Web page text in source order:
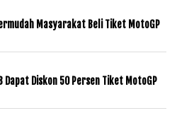
Masyarakat Beli Tiket MotoGP
Dapat Diskon 50 Persen Tiket MotoGP